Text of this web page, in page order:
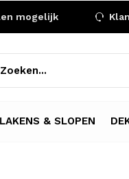
LAKENS & SLOPEN
mogelijk